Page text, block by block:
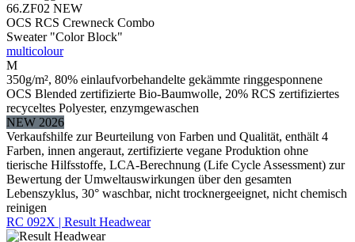
66.ZF02 NEW
OCS RCS Crewneck Combo
Sweater "Color Block"
multicolour
M
350g/m², 80% einlaufvorbehandelte gekämmte ringgesponnene
OCS Blended zertifizierte Bio-Baumwolle, 20% RCS zertifiziertes
recyceltes Polyester, enzymgewaschen
NEW 2026
Verkaufshilfe zur Beurteilung von Farben und Qualität, enthält 4
Farben, innen angeraut, zertifizierte vegane Produktion ohne
tierische Hilfsstoffe, LCA-Berechnung (Life Cycle Assessment) zur
Bewertung der Umweltauswirkungen über den gesamten
Lebenszyklus, 30° waschbar, nicht trocknergeeignet, nicht chemisch
reinigen
RC 092X | Result Headwear